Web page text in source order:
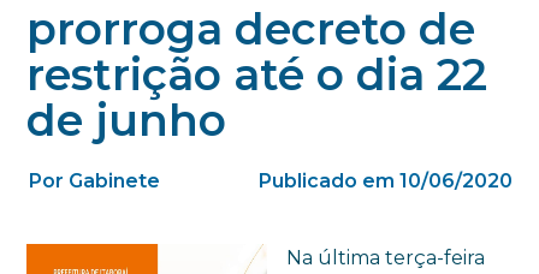
prorroga decreto de
restrição até o dia 22
de junho
Por Gabinete Publicado em 10/06/2020
Na última terça-feira